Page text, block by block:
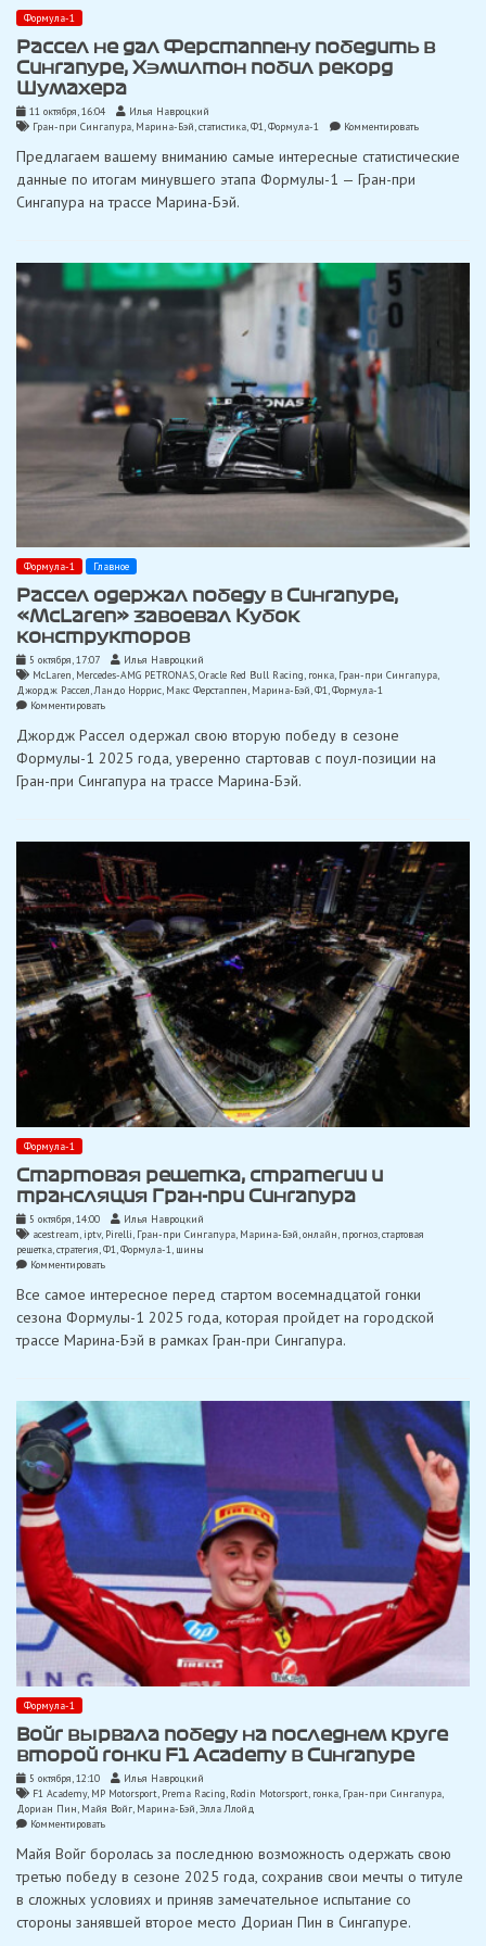
Формула-1
Рассел не дал Ферстаппену победить в
Сингапуре, Хэмилтон побил рекорд
Шумахера
11 октября, 16:04
Илья Навроцкий
Гран-при Сингапура, Марина-Бэй,статистика,Ф1,Формула-1 Комментироватьon
не
побил
рекорд
Предлагаем вашему вниманию самые интересные статистические
данные по итогам минувшего этапа Формулы-1 — Гран-при
Сингапура на трассе Марина-Бэй.
Формула-1 Главное
Рассел одержал победу в Сингапуре,
«McLaren» завоевал Кубок
конструкторов
5 октября, 17:07
Илья Навроцкий
McLaren, Mercedes-AMG PETRONAS,Oracle Red Bull Racing, гонка, Гран-при Сингапура
Джордж Рассел,Ландо Норрис, Макс Ферстаппен, Марина-Бэй,Ф1,Формула-1
Комментироватьon
одержал
победу
в
Сингапуре,
конструкторов
Джордж Рассел одержал свою вторую победу в сезоне
Формулы-1 2025 года, уверенно стартовав с поул-позиции на
Гран-при Сингапура на трассе Марина-Бэй.
Формула-1
Стартовая решетка, стратегии и
трансляция Гран-при Сингапура
5 октября, 14:00
Илья Навроцкий
acestream, iptv, Pirelli, Гран-при Сингапура, Марина-Бэй,онлайн, прогноз,стартовая
решетка,стратегия,Ф1,Формула-1, шины
Комментироватьon
решетка,
стратегии
и
трансляция
Все самое интересное перед стартом восемнадцатой гонки
сезона Формулы-1 2025 года, которая пройдет на городской
трассе Марина-Бэй в рамках Гран-при Сингапура.
Формула-1
Войг вырвала победу на последнем круге
второй гонки F1 Academy в Сингапуре
5 октября, 12:10
Илья Навроцкий
F1 Academy, MP Motorsport, Prema Racing, Rodin Motorsport, гонка, Гран-при Сингапура
Дориан Пин, Майя Войг, Марина-Бэй,Элла Ллойд
Комментироватьon
вырвала
на
последнем
второй
Майя Войг боролась за последнюю возможность одержать свою
третью победу в сезоне 2025 года, сохранив свои мечты о титуле
в сложных условиях и приняв замечательное испытание со
стороны занявшей второе место Дориан Пин в Сингапуре.